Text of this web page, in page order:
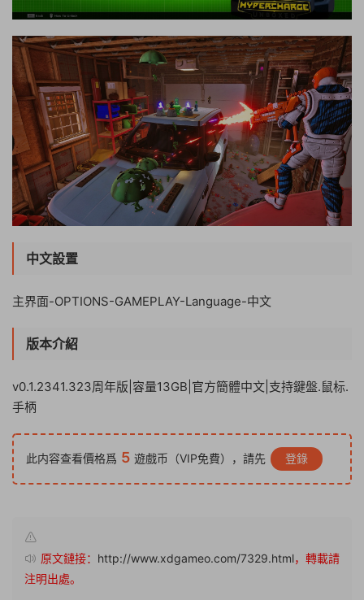
中文設置
主界面-OPTIONS-GAMEPLAY-Language-中文
版本介紹
v0.1.2341.323周年版|容量13GB|官方簡體中文|支持鍵盤.鼠标.
手柄
此内容查看價格爲 5 遊戲币（VIP免費），請先 登錄
原文鏈接： http://www.xdgameo.com/7329.html，轉載請
注明出處。